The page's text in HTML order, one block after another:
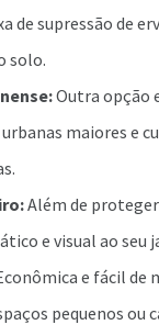
de supressão de
solo.
Outra opção
urbanas maiores e
Além de
e visual ao seu
e fácil de
pequenos ou